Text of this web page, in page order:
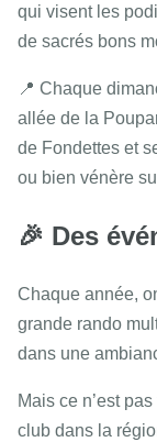
qui visent les
de sacrés bons
📍 Chaque
allée de la
de Fondettes et
ou bien vénère
🎉 Des
Chaque année,
grande rando
dans une
Mais ce n’est
club dans la